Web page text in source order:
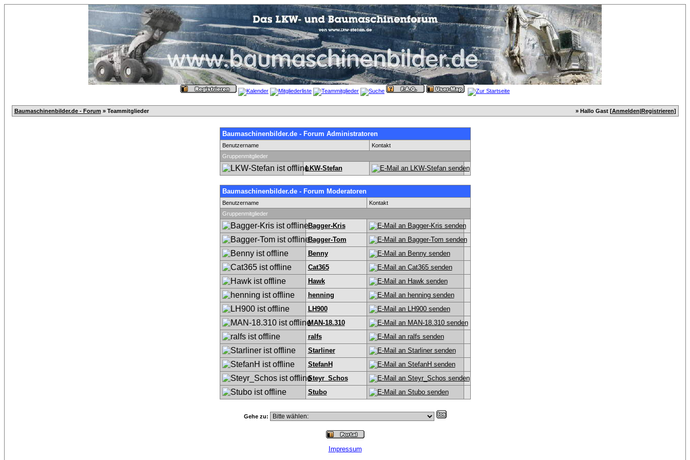
Baumaschinenbilder.de - Forum » Teammitglieder » Hallo Gast [Anmelden|Registrieren]
Baumaschinenbilder.de - Forum Administratoren
Benutzername
Kontakt
Gruppenmitglieder
LKW-Stefan
Baumaschinenbilder.de - Forum Moderatoren
Benutzername
Kontakt
Gruppenmitglieder
Bagger-Kris
Bagger-Tom
Benny
Cat365
Hawk
henning
LH900
MAN-18.310
ralfs
Starliner
StefanH
Steyr_Schos
Stubo
Gehe zu:
Impressum